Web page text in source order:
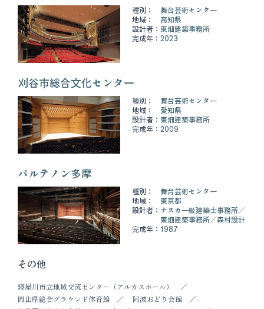
種別：
舞台芸術センター
地域：
高知県
設計者： 東畑建築事務所
完成年： 2023
刈谷市総合文化センター
種別：
舞台芸術センター
地域：
愛知県
設計者： 東畑建築事務所
完成年： 2009
パルテノン多摩
種別：
舞台芸術センター
地域：
東京都
設計者： ナスカ一級建築士事務所
東畑建築事務所
森村設計
完成年： 1987
その他
寝屋川市立地域交流センター（アルカスホール）
岡山県総合グラウンド体育館
阿波おどり会館